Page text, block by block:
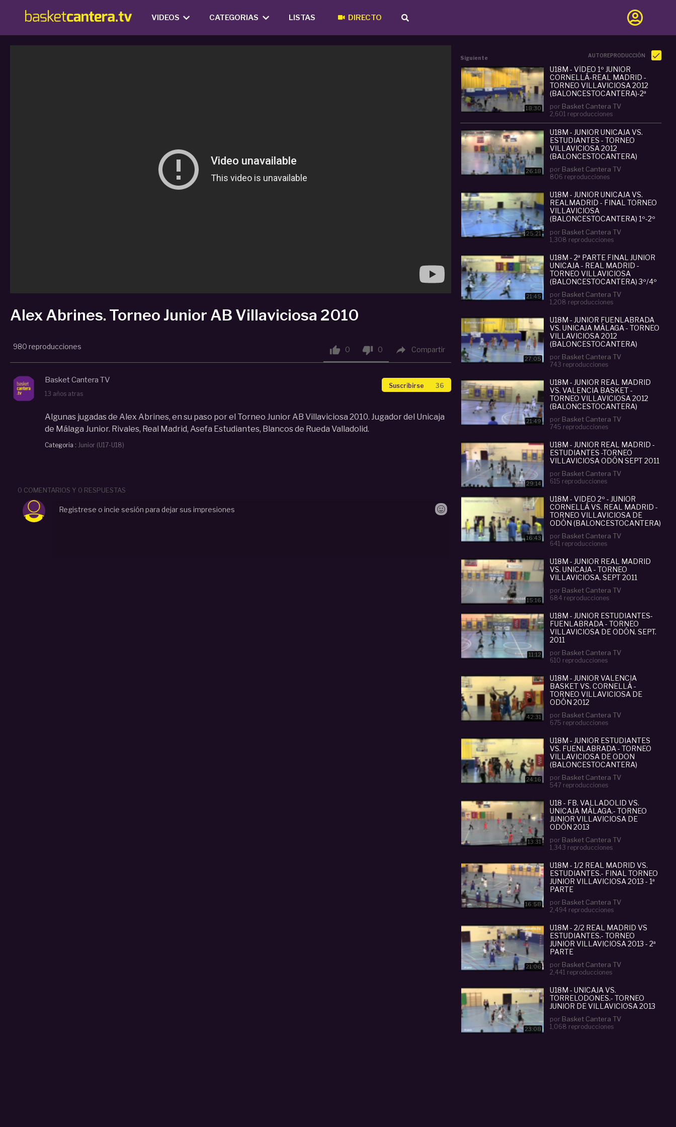
VIDEOS CATEGORIAS LISTAS DIRECTO
Alex Abrines. Torneo Junior AB Villaviciosa 2010
980 reproducciones  0  0  Compartir
Basket Cantera TV
13 años atras
Suscribirse 36
Algunas jugadas de Alex Abrines, en su paso por el Torneo Junior AB Villaviciosa 2010. Jugador del Unicaja
de Málaga Junior. Rivales, Real Madrid, Asefa Estudiantes, Blancos de Rueda Valladolid.
Categoria : Junior (U17-U18)
Siguiente AUTOREPRODUCCIÓN
18:30
U18M - VÍDEO 1º JUNIOR
CORNELLÁ-REAL MADRID -
TORNEO VILLAVICIOSA 2012
(BALONCESTOCANTERA)-2ª
por Basket Cantera TV
2,601 reproducciones
26:18
U18M - JUNIOR UNICAJA VS.
ESTUDIANTES - TORNEO
VILLAVICIOSA 2012
(BALONCESTOCANTERA)
por Basket Cantera TV
806 reproducciones
25:21
U18M - JUNIOR UNICAJA VS.
REALMADRID - FINAL TORNEO
VILLAVICIOSA
(BALONCESTOCANTERA) 1º-2º
por Basket Cantera TV
1,308 reproducciones
21:45
U18M - 2ª PARTE FINAL JUNIOR
UNICAJA - REAL MADRID -
TORNEO VILLAVICIOSA
(BALONCESTOCANTERA) 3º/4º
por Basket Cantera TV
1,208 reproducciones
27:05
U18M - JUNIOR FUENLABRADA
VS. UNICAJA MÁLAGA - TORNEO
VILLAVICIOSA 2012
(BALONCESTOCANTERA)
por Basket Cantera TV
743 reproducciones
21:49
U18M - JUNIOR REAL MADRID
VS. VALENCIA BASKET -
TORNEO VILLAVICIOSA 2012
(BALONCESTOCANTERA)
por Basket Cantera TV
745 reproducciones
29:14
U18M - JUNIOR REAL MADRID -
ESTUDIANTES -TORNEO
VILLAVICIOSA ODÓN SEPT 2011
por Basket Cantera TV
615 reproducciones
16:43
U18M - VIDEO 2º - JUNIOR
CORNELLÁ VS. REAL MADRID -
TORNEO VILLAVICIOSA DE
ODÓN (BALONCESTOCANTERA)
por Basket Cantera TV
641 reproducciones
15:16
U18M - JUNIOR REAL MADRID
VS. UNICAJA - TORNEO
VILLAVICIOSA. SEPT 2011
por Basket Cantera TV
684 reproducciones
11:12
U18M - JUNIOR ESTUDIANTES-
FUENLABRADA - TORNEO
VILLAVICIOSA DE ODÓN. SEPT.
2011
por Basket Cantera TV
610 reproducciones
42:31
U18M - JUNIOR VALENCIA
BASKET VS. CORNELLÁ -
TORNEO VILLAVICIOSA DE
ODÓN 2012
por Basket Cantera TV
675 reproducciones
24:16
U18M - JUNIOR ESTUDIANTES
VS. FUENLABRADA - TORNEO
VILLAVICIOSA DE ODON
(BALONCESTOCANTERA)
por Basket Cantera TV
547 reproducciones
13:31
U18 - FB. VALLADOLID VS.
UNICAJA MÁLAGA.- TORNEO
JUNIOR VILLAVICIOSA DE
ODÓN 2013
por Basket Cantera TV
1,343 reproducciones
16:58
U18M - 1/2 REAL MADRID VS.
ESTUDIANTES.- FINAL TORNEO
JUNIOR VILLAVICIOSA 2013 - 1ª
PARTE
por Basket Cantera TV
2,494 reproducciones
21:06
U18M - 2/2 REAL MADRID VS
ESTUDIANTES.- TORNEO
JUNIOR VILLAVICIOSA 2013 - 2ª
PARTE
por Basket Cantera TV
2,441 reproducciones
23:08
U18M - UNICAJA VS.
TORRELODONES.- TORNEO
JUNIOR DE VILLAVICIOSA 2013
por Basket Cantera TV
1,068 reproducciones
0 COMENTARIOS Y 0 RESPUESTAS